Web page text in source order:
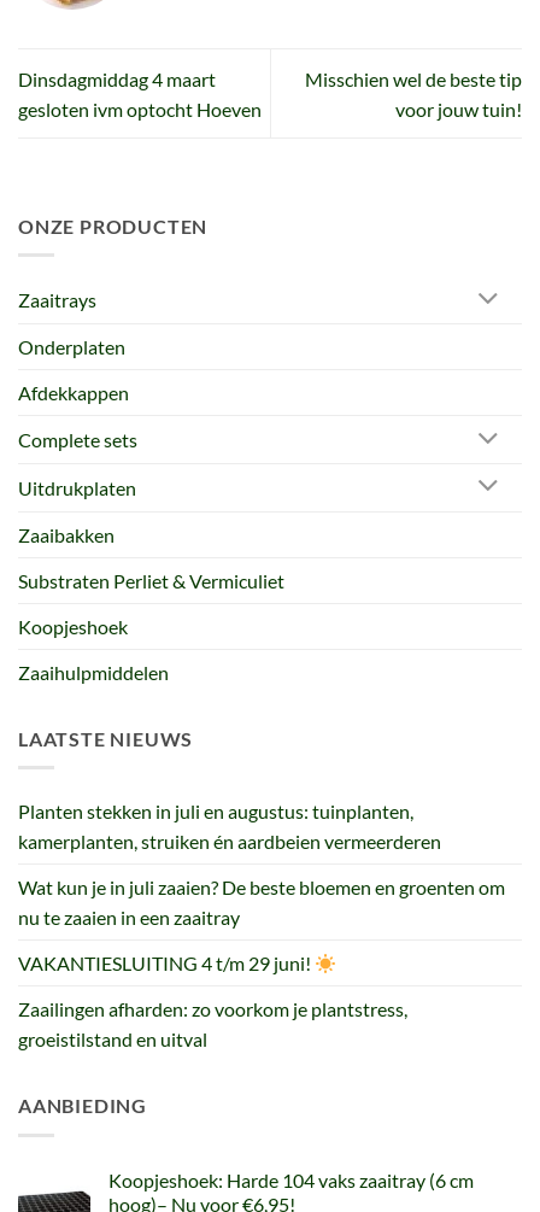
Dinsdagmiddag 4 maart
gesloten ivm optocht Hoeven
Misschien wel de beste tip
voor jouw tuin!
ONZE PRODUCTEN
Zaaitrays
Onderplaten
Afdekkappen
Complete sets
Uitdrukplaten
Zaaibakken
Substraten Perliet & Vermiculiet
Koopjeshoek
Zaaihulpmiddelen
LAATSTE NIEUWS
Planten stekken in juli en augustus: tuinplanten,
kamerplanten, struiken én aardbeien vermeerderen
Wat kun je in juli zaaien? De beste bloemen en groenten om
nu te zaaien in een zaaitray
VAKANTIESLUITING 4 t/m 29 juni!
Zaailingen afharden: zo voorkom je plantstress,
groeistilstand en uitval
AANBIEDING
Koopjeshoek: Harde 104 vaks zaaitray (6 cm
hoog)– Nu voor €6,95!